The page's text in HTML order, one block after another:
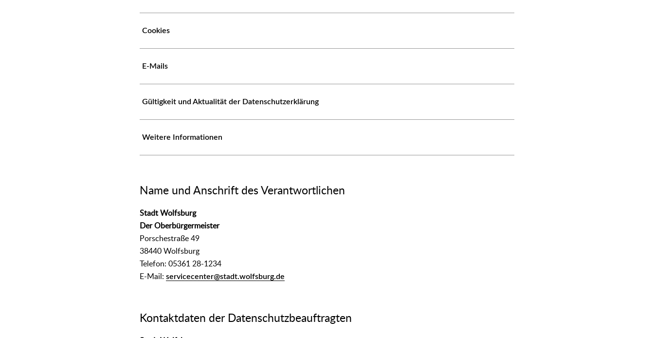
Cookies
E-Mails
Gültigkeit und Aktualität der Datenschutzerklärung
Weitere Informationen
Name und Anschrift des Verantwortlichen
Stadt Wolfsburg
Der Oberbürgermeister
Porschestraße 49
38440 Wolfsburg
Telefon: 05361 28-1234
E-Mail:servicecenter@stadt.wolfsburg.de
Kontaktdaten der Datenschutzbeauftragten